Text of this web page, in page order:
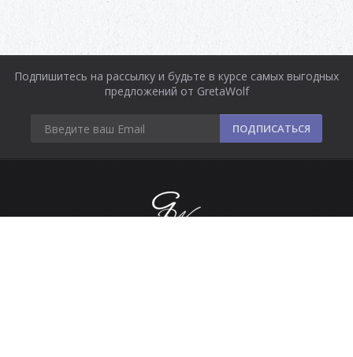
Подпишитесь на рассылку и будьте в курсе самых выгодных
предложений от GretaWolf
ПОДПИСАТЬСЯ